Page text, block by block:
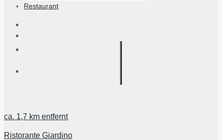
Restaurant
ca. 1,7 km entfernt
Ristorante Giardino